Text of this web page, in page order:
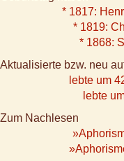
* 1817:
* 1819:
* 1868:
Aktualisierte bzw. neu
lebte um
lebte
Zum Nachlesen